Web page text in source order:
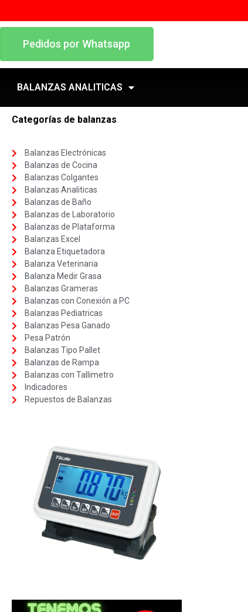
Pedidos por Whatsapp
BALANZAS ANALITICAS
Categorías de balanzas
Balanzas Electrónicas
Balanzas de Cocina
Balanzas Colgantes
Balanzas Analiticas
Balanzas de Baño
Balanzas de Laboratorio
Balanzas de Plataforma
Balanzas Excel
Balanza Etiquetadora
Balanza Veterinaria
Balanza Medir Grasa
Balanzas Grameras
Balanzas con Conexión a PC
Balanzas Pediatricas
Balanzas Pesa Ganado
Pesa Patrón
Balanzas Tipo Pallet
Balanzas de Rampa
Balanzas con Tallimetro
Indicadores
Repuestos de Balanzas